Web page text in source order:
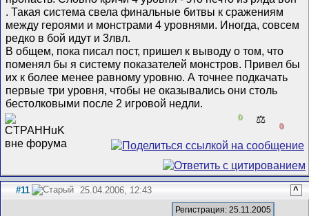
. Такая система свела финальные битвы к сражениям
между героями и монстрами 4 уровнями. Иногда, совсем
редко в бой идут и 3лвл.
В общем, пока писал пост, пришел к выводу о том, что
поменял бы я систему показателей монстров. Привел бы
их к более менее равному уровню. А точнее подкачать
первые три уровня, чтобы не оказывались они столь
бестолковыми после 2 игровой недли.
0 ⚖️
0
#11 25.04.2006, 12:43 ^
Регистрация: 25.11.2005